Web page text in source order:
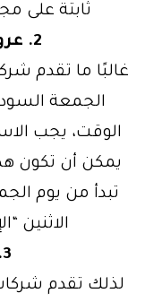
ثابتة على
2. عروض محدودة الوقت:
الجمعة
الوقت، يجب
يمكن أن تكون
تبدأ من يوم
الاثنين
3. الحزم الخاصة:
لذلك تقدم